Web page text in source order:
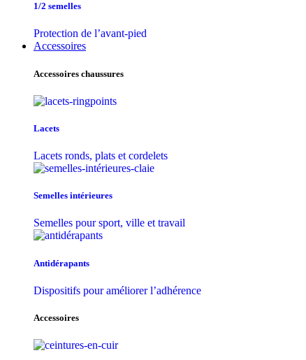
1/2 semelles
Protection de l’avant-pied
Accessoires
Accessoires chaussures
Lacets
Lacets ronds, plats et cordelets
Semelles intérieures
Semelles pour sport, ville et travail
Antidérapants
Dispositifs pour améliorer l’adhérence
Accessoires